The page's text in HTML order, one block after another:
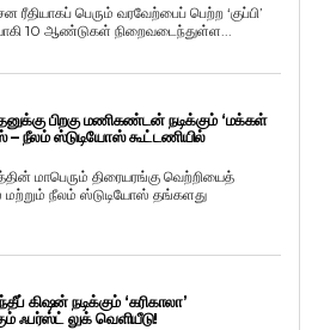
ரீதியாகப் பெரும் வரவேற்பைப் பெற்ற ‘குப்பி’
10 ஆண்டுகள் நிறைவடைந்துள்ள...
பிறகு மணிகண்டன் நடிக்கும் ‘மக்கள்
– நீலம் ஸ்டுடியோஸ் கூட்டணியில்
மாபெரும் திரையரங்கு வெற்றியைத்
மற்றும் நீலம் ஸ்டுடியோஸ் தங்களது
கிஷன் நடிக்கும் ‘கரிகாலா’
ஃபர்ஸ்ட் லுக் வெளியீடு!